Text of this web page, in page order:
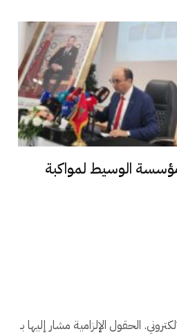
مؤسسة الوسيط لمواكبة
الحقول الإلزامية مشار إليها بـ